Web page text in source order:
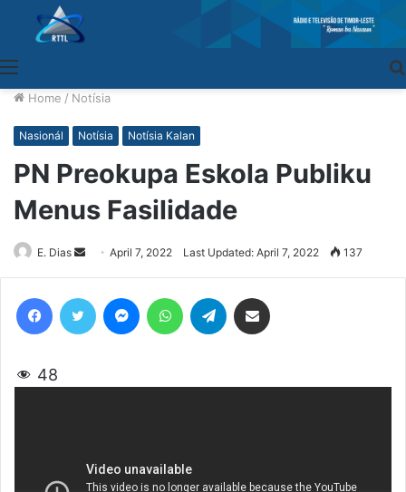
Home / Notísia
Nasionál Notísia Notísia Kalan
PN Preokupa Eskola Publiku
Menus Fasilidade
E. Dias
Send
an
April 7, 2022 Last Updated: April 7, 2022 137
48